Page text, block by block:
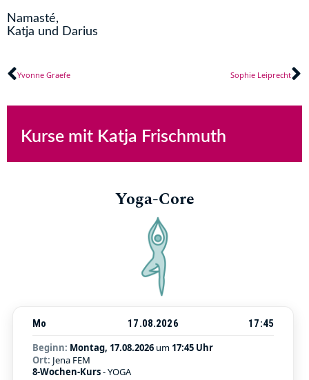
Namasté,
Katja und Darius
Zurück
Yvonne Graefe Sophie Leiprecht
Kurse mit Katja Frischmuth
Yoga-Core
Mo 17.08.2026
17:45
Beginn: Montag, 17.08.2026 um 17:45 Uhr
Ort: Jena FEM
8-Wochen-Kurs- YOGA